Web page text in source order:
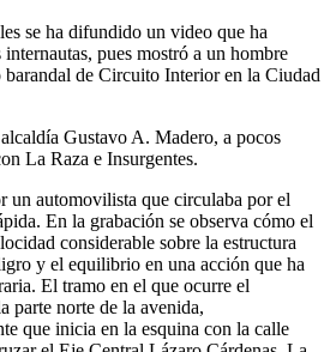
se ha difundido un video que ha
pues mostró a un hombre
barandal de Circuito Interior en la Ciudad
Gustavo A. Madero, a pocos
La Raza e Insurgentes.
un automovilista que circulaba por el
En la grabación se observa cómo el
considerable sobre la estructura
y el equilibrio en una acción que ha
El tramo en el que ocurre el
parte norte de la avenida,
que inicia en la esquina con la calle